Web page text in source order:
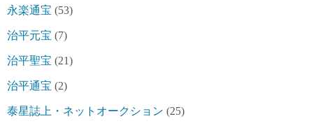
永楽通宝 (53)
治平元宝 (7)
治平聖宝 (21)
治平通宝 (2)
泰星誌上・ネットオークション (25)